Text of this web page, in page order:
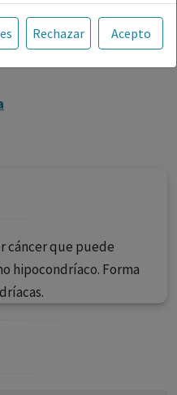
español y, por
sanitarios legalmente
medicamentos
informativo,
profesionales
y decidir, en cada
adecuado a las
Rechazar Acepto
cáncer que puede
hipocondríaco. Forma